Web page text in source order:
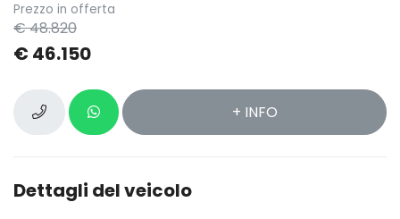
Prezzo in offerta
€ 48.820
€ 46.150
+ INFO
Dettagli del veicolo